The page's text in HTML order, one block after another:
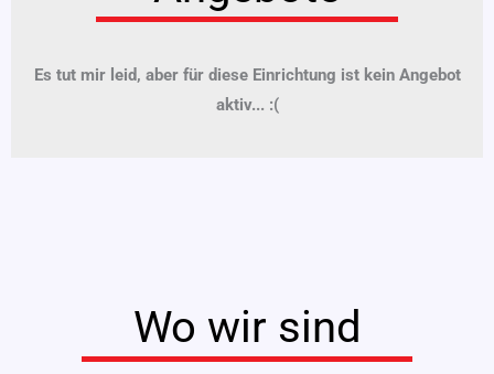
Es tut mir leid, aber für diese Einrichtung ist kein Angebot
aktiv... :(
Wo wir sind